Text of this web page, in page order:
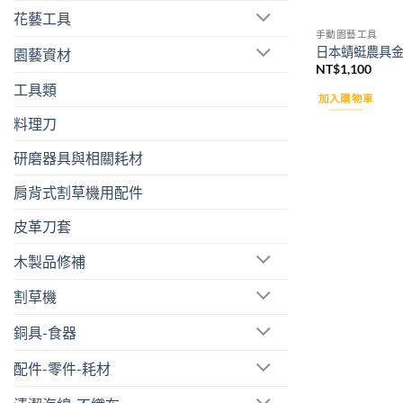
花藝工具
園藝資材
工具類
料理刀
研磨器具與相關耗材
肩背式割草機用配件
皮革刀套
木製品修補
割草機
銅具-食器
配件-零件-耗材
手動園藝工具
日本蜻蜓農具
NT$1,100
加入購物車